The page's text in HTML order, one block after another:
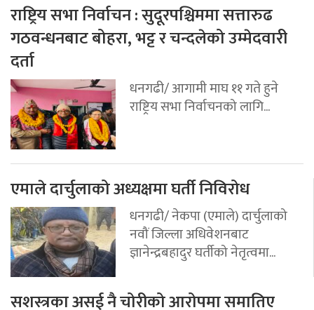
राष्ट्रिय सभा निर्वाचन : सुदूरपश्चिममा सत्तारुढ
गठवन्धनबाट बोहरा, भट्ट र चन्दलेको उम्मेदवारी
दर्ता
धनगढी/ आगामी माघ ११ गते हुने
राष्ट्रिय सभा निर्वाचनको लागि...
एमाले दार्चुलाको अध्यक्षमा घर्ती निविरोध
धनगढी/ नेकपा (एमाले) दार्चुलाको
नवौं जिल्ला अधिवेशनबाट
ज्ञानेन्द्रबहादुर घर्तीको नेतृत्वमा...
सशस्त्रका असई नै चोरीको आरोपमा समातिए